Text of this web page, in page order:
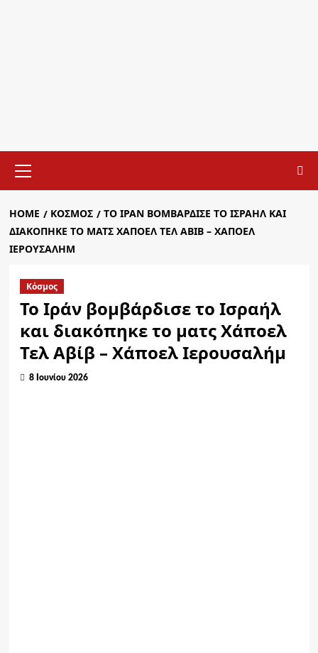
Menu
HOME ΚΌΣΜΟΣ
ΤΟ ΙΡΆΝ ΒΟΜΒΆΡΔΙΣΕ ΤΟ ΙΣΡΑΉΛ ΚΑΙ
ΔΙΑΚΌΠΗΚΕ ΤΟ ΜΑΤΣ ΧΆΠΟΕΛ ΤΕΛ ΑΒΊΒ – ΧΆΠΟΕΛ
ΙΕΡΟΥΣΑΛΉΜ
Κόσμος
Το Ιράν βομβάρδισε το Ισραήλ
και διακόπηκε το ματς Χάποελ
Τελ Αβίβ – Χάποελ Ιερουσαλήμ
8 Ιουνίου 2026